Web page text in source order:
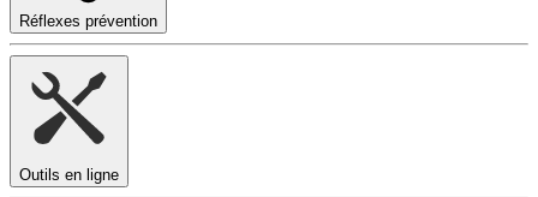
Réflexes prévention
Outils en ligne